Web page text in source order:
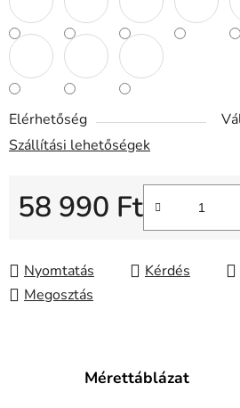
Elérhetőség
Szállítási lehetőségek
58 990 Ft
Nyomtatás Kérdés
Megosztás
Mérettáblázat